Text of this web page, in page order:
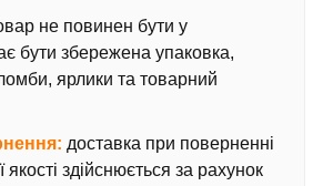
не повинен бути у
бути збережена упаковка,
ярлики та товарний
доставка при поверненні
здійснюється за рахунок